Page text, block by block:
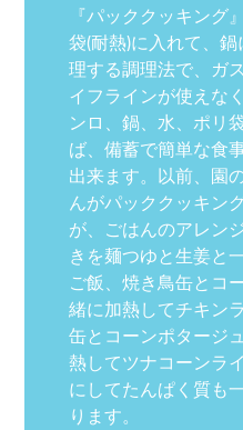
『パッククッキング
袋(耐熱)に入れて、
理する調理法で、ガ
イフラインが使えな
ンロ、鍋、水、ポリ
ば、備蓄で簡単な食
出来ます。以前、園
んがパッククッキン
が、ごはんのアレン
きを麺つゆと生姜と
ご飯、焼き鳥缶とコ
緒に加熱してチキン
缶とコーンポタージ
熱してツナコーンラ
にしてたんぱく質も
ります。